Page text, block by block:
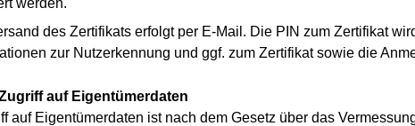
des Zertifikats erfolgt per E-Mail. Die PIN zum Zertifikat
zur Nutzerkennung und ggf. zum Zertifikat sowie die
auf Eigentümerdaten
auf Eigentümerdaten ist nach dem Gesetz über das